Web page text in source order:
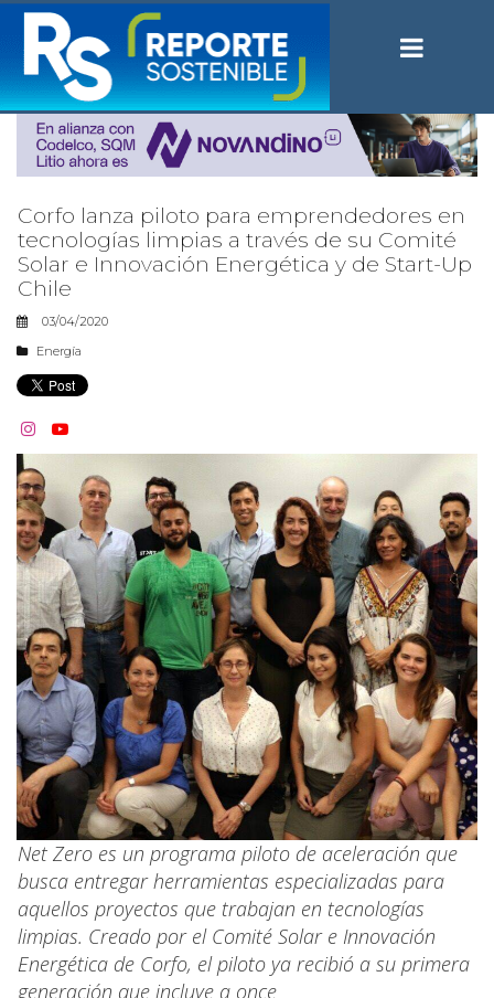
Corfo lanza piloto para emprendedores en
tecnologías limpias a través de su Comité
Solar e Innovación Energética y de Start-Up
Chile
03/04/2020
Energía
 
Net Zero es un programa piloto de aceleración que
busca entregar herramientas especializadas para
aquellos proyectos que trabajan en tecnologías
limpias. Creado por el Comité Solar e Innovación
Energética de Corfo, el piloto ya recibió a su primera
generación que incluye a once